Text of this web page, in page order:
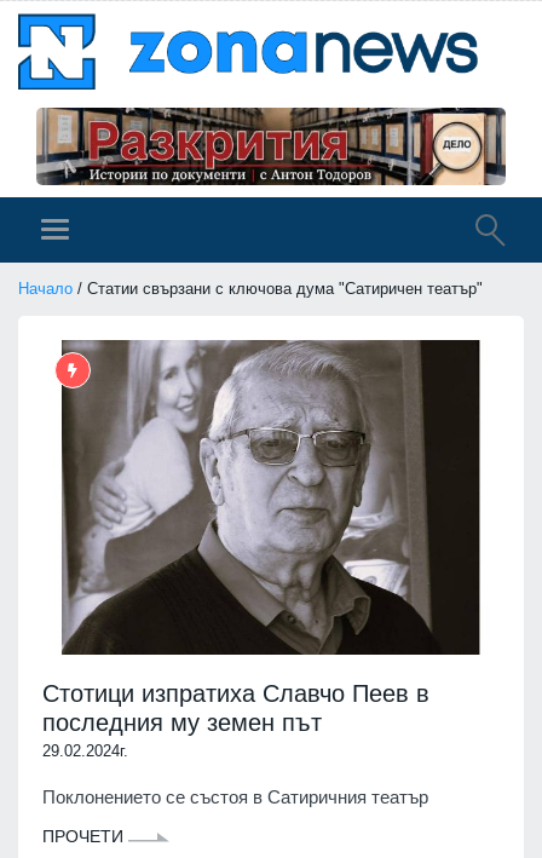
Начало / Статии свързани с ключова дума "Сатиричен театър"
Стотици изпратиха Славчо Пеев в
последния му земен път
29.02.2024г.
Поклонението се състоя в Сатиричния театър
ПРОЧЕТИ